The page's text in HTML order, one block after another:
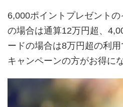
6,000ポイントプレゼント
の場合は通算12万円超、
ードの場合は8万円超の利
キャンペーンの方がお得に